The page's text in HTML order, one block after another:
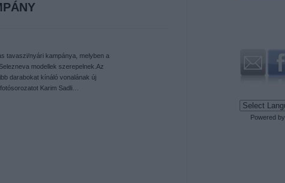
tavaszi/nyári kampánya, melyben a
modellek szerepelnek.Az
darabokat kínáló vonalának új
Karim Sadli…
Powered by